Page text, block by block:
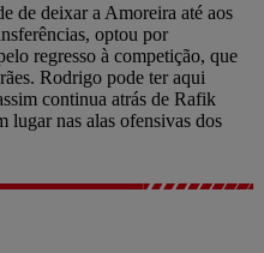
de deixar a Amoreira até aos
optou por
regresso à competição, que
Rodrigo pode ter aqui
continua atrás de Rafik
lugar nas alas ofensivas dos